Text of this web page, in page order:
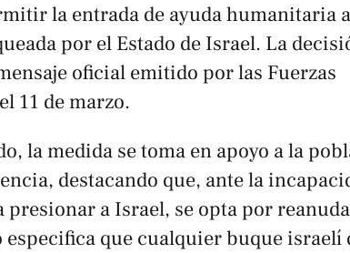
la entrada de ayuda humanitaria
por el Estado de Israel. La
oficial emitido por las Fuerzas
11 de marzo.
la medida se toma en apoyo a la
destacando que, ante la
presionar a Israel, se opta por
que cualquier buque israelí